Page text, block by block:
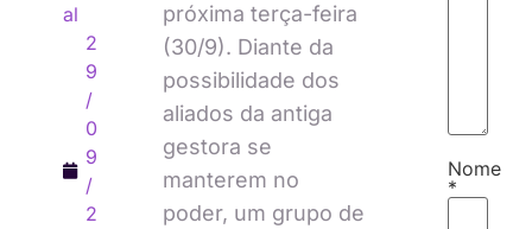
al
2
9
/
0
9
/
2
próxima terça-feira
(30/9). Diante da
possibilidade dos
aliados da antiga
gestora se
manterem no
poder, um grupo de
Nome
*